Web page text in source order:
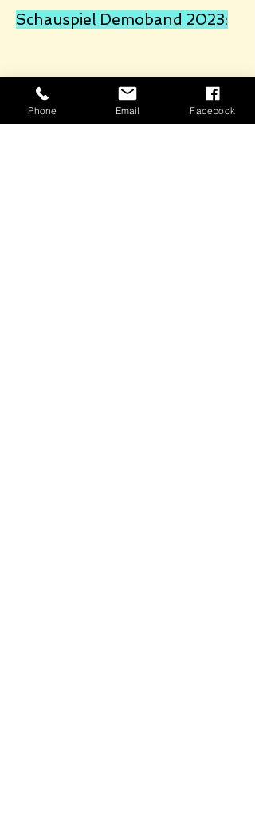
Schauspiel Demoband 2023:
Phone Email Facebook